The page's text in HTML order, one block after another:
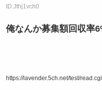
ID:Jthj1vch0
俺なんか募集額回収率
https://lavender.5ch.net/test/